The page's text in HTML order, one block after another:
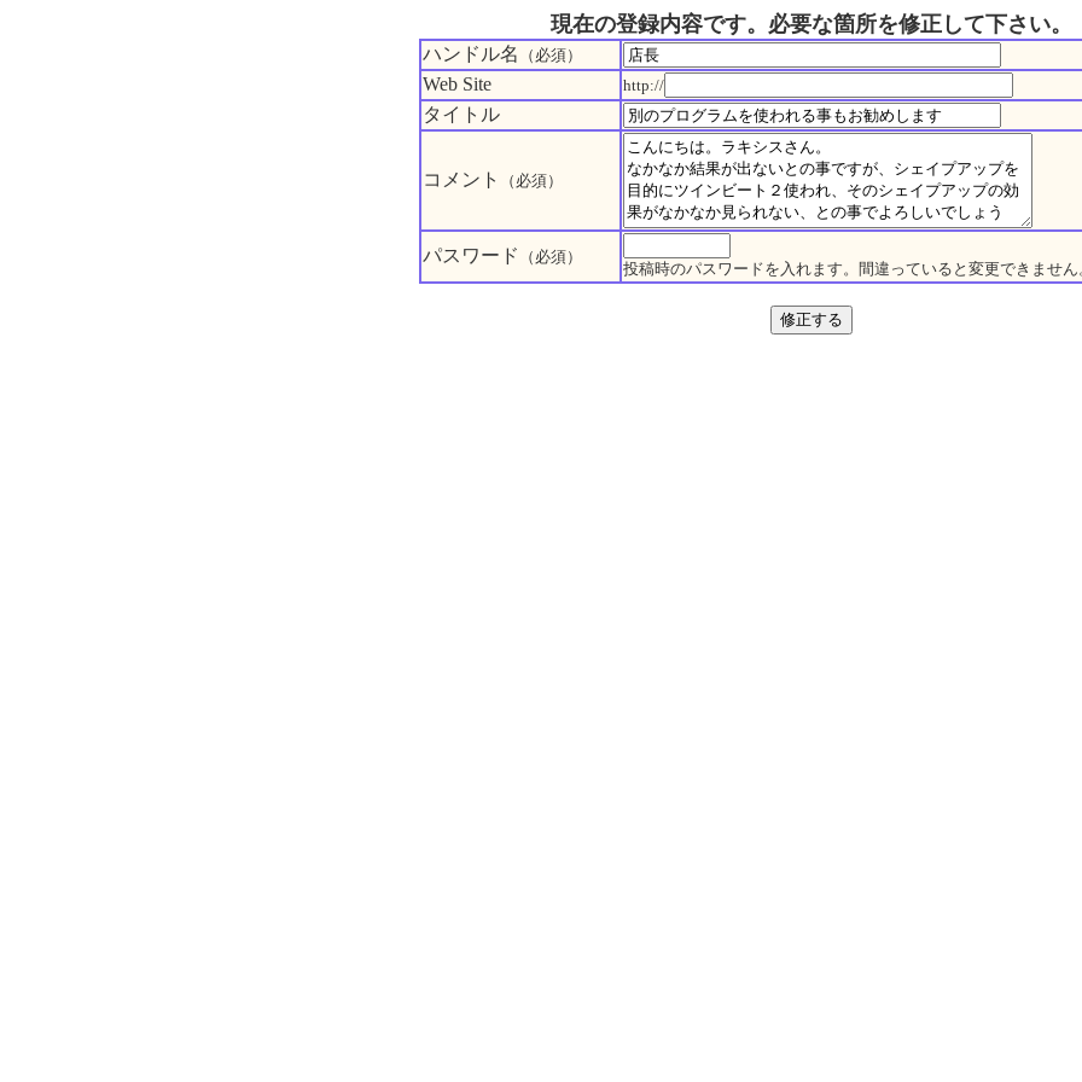
現在の登録内容です。必要な箇所を修正して下さい。
ハンドル名 （必須）
Web Site http://
タイトル
コメント （必須）
パスワード （必須）
投稿時のパスワードを入れます。間違っていると変更できません